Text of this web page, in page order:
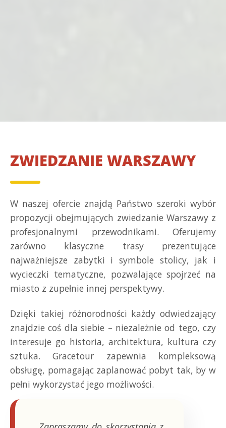
ZWIEDZANIE WARSZAWY
W naszej ofercie znajdą Państwo szeroki wybór
propozycji obejmujących zwiedzanie Warszawy z
profesjonalnymi przewodnikami. Oferujemy
zarówno klasyczne trasy prezentujące
najważniejsze zabytki i symbole stolicy, jak i
wycieczki tematyczne, pozwalające spojrzeć na
miasto z zupełnie innej perspektywy.
Dzięki takiej różnorodności każdy odwiedzający
znajdzie coś dla siebie – niezależnie od tego, czy
interesuje go historia, architektura, kultura czy
sztuka. Gracetour zapewnia kompleksową
obsługę, pomagając zaplanować pobyt tak, by w
pełni wykorzystać jego możliwości.